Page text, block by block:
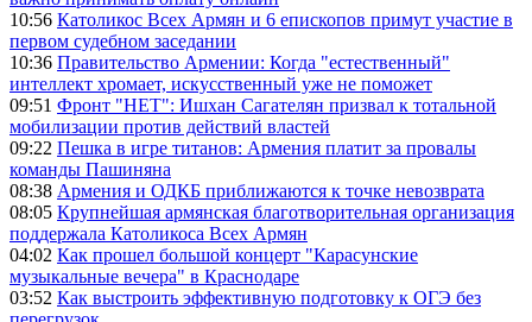
10:56 Католикос Всех Армян и 6 епископов примут участие в
первом судебном заседании
10:36 Правительство Армении: Когда "естественный"
интеллект хромает, искусственный уже не поможет
09:51 Фронт "НЕТ": Ишхан Сагателян призвал к тотальной
мобилизации против действий властей
09:22 Пешка в игре титанов: Армения платит за провалы
команды Пашиняна
08:38 Армения и ОДКБ приближаются к точке невозврата
08:05 Крупнейшая армянская благотворительная организация
поддержала Католикоса Всех Армян
04:02 Как прошел большой концерт "Карасунские
музыкальные вечера" в Краснодаре
03:52 Как выстроить эффективную подготовку к ОГЭ без